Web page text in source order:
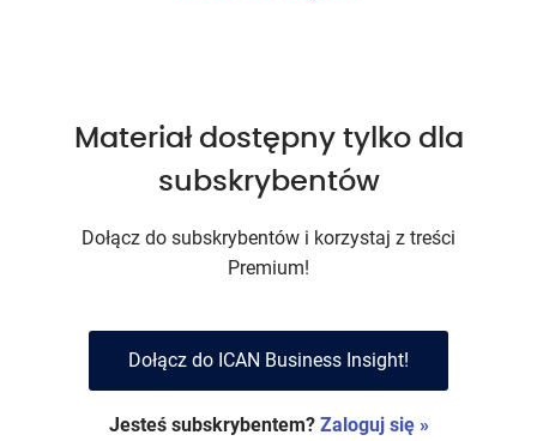
Materiał dostępny tylko dla
subskrybentów
Dołącz do subskrybentów i korzystaj z treści
Premium!
Dołącz do ICAN Business Insight!
Jesteś subskrybentem? Zaloguj się »